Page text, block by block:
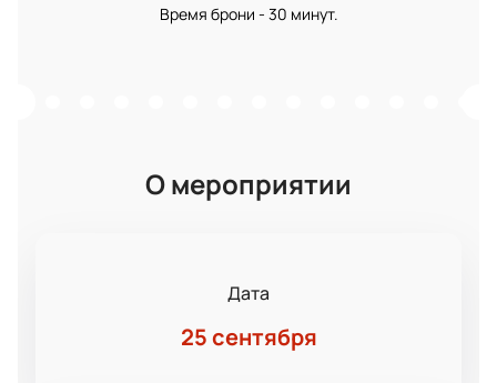
Время брони - 30 минут.
О мероприятии
Дата
25 сентября